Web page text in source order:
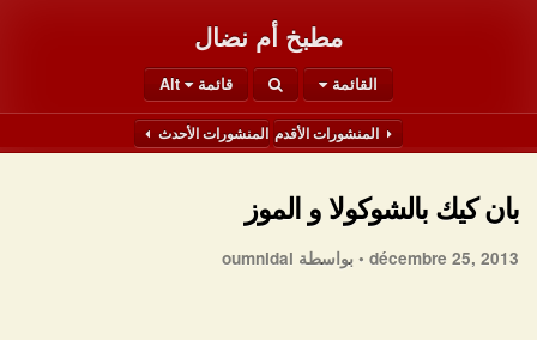
مطبخ أم نضال
القائمة قائمة Alt
المنشورات الأقدم المنشورات الأحدث
بان كيك بالشوكولا و الموز
décembre 25, 2013 • بواسطة oumnidal